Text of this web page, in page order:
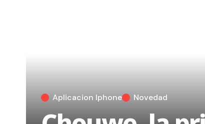
Aplicacion Iphone Novedad